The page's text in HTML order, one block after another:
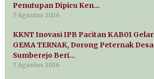
Penutupan Dipicu Ken…
7 Agustus 2026
KKNT Inovasi IPB Pacitan KAB01 Gelar
GEMA TERNAK, Dorong Peternak Desa
Sumberejo Beri…
7 Agustus 2026